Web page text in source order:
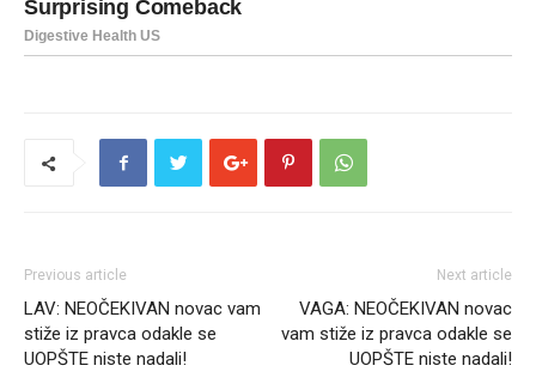
Previous article
LAV: NEOČEKIVAN novac vam
stiže iz pravca odakle se
UOPŠTE niste nadali!
Next article
VAGA: NEOČEKIVAN novac
vam stiže iz pravca odakle se
UOPŠTE niste nadali!